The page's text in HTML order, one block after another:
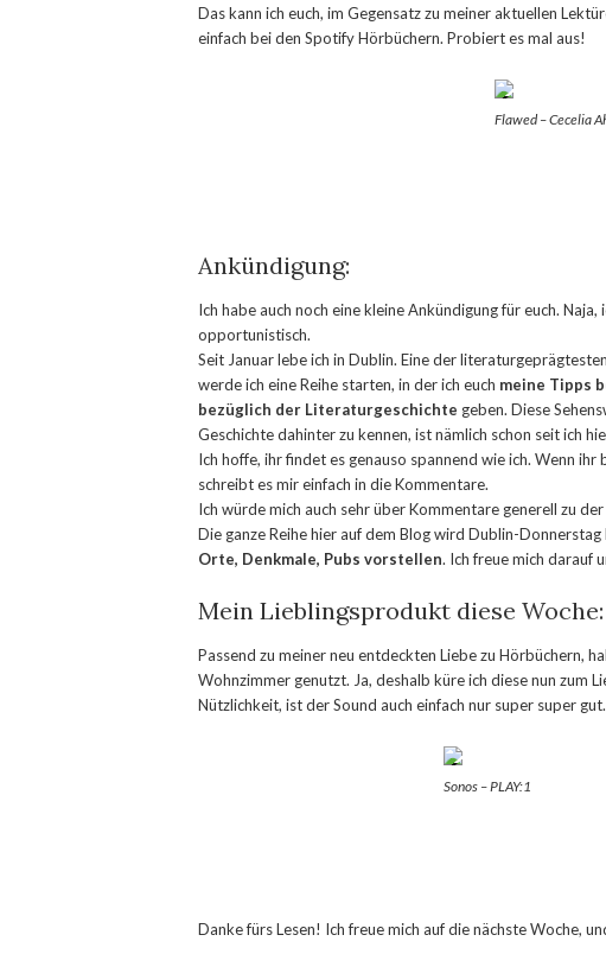
Das kann ich euch, im Gegensatz zu meiner aktuellen
einfach bei den Spotify Hörbüchern. Probiert es mal aus!
Flawed – Cecelia
Ankündigung:
Ich habe auch noch eine kleine Ankündigung für euch.
opportunistisch.
Seit Januar lebe ich in Dublin. Eine der
werde ich eine Reihe starten, in der ich euch meine Tipps
bezüglich der Literaturgeschichte geben. Diese
Geschichte dahinter zu kennen, ist nämlich schon seit ich
Ich hoffe, ihr findet es genauso spannend wie ich. Wenn
schreibt es mir einfach in die Kommentare.
Ich würde mich auch sehr über Kommentare generell zu
Die ganze Reihe hier auf dem Blog wird Dublin-Donnerstag
Orte, Denkmale, Pubs vorstellen. Ich freue mich darauf
Mein Lieblingsprodukt diese Woche:
Passend zu meiner neu entdeckten Liebe zu Hörbüchern,
Wohnzimmer genutzt. Ja, deshalb küre ich diese nun zum
Nützlichkeit, ist der Sound auch einfach nur super super
Sonos – PLAY:1
Danke fürs Lesen! Ich freue mich auf die nächste Woche,